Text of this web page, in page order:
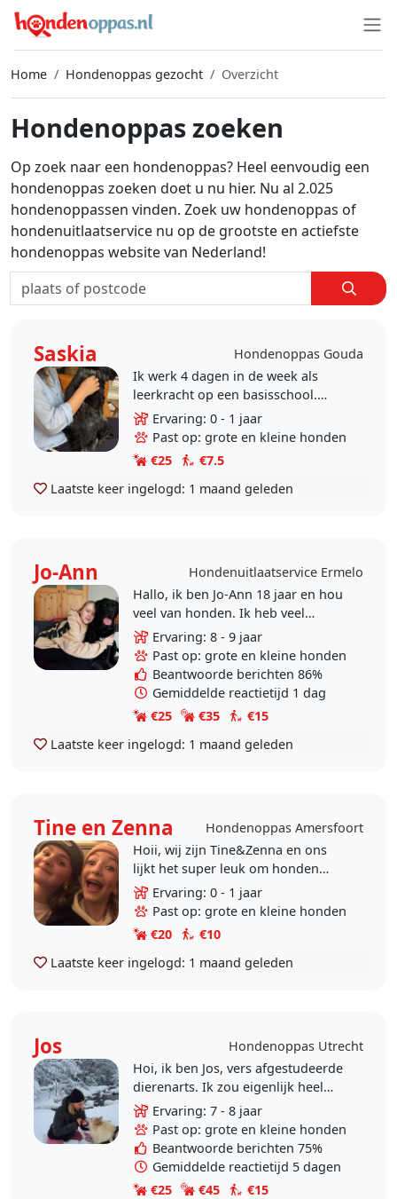
Home Hondenoppas gezocht Overzicht
Hondenoppas zoeken
Op zoek naar een hondenoppas? Heel eenvoudig een
hondenoppas zoeken doet u nu hier. Nu al 2.025
hondenoppassen vinden. Zoek uw hondenoppas of
hondenuitlaatservice nu op de grootste en actiefste
hondenoppas website van Nederland!
Saskia
Hondenoppas Gouda
Ik werk 4 dagen in de week als
leerkracht op een basisschool.
Daarom is lastig om zelf een hond
te nemen, maar ik vind het erg leuk
om af en toe op..
Ervaring: 0 - 1 jaar
Past op: grote en kleine honden
€25
€7.5
Laatste keer ingelogd: 1 maand geleden
Jo-Ann
Hondenuitlaatservice Ermelo
Hallo, ik ben Jo-Ann 18 jaar en hou
veel van honden. Ik heb veel
ervaring met honden en het
uitlaten van verschillende honden
en vind het ook heel..
Ervaring: 8 - 9 jaar
Past op: grote en kleine honden
Beantwoorde berichten 86%
Gemiddelde reactietijd 1 dag
€25
€35
€15
Laatste keer ingelogd: 1 maand geleden
Tine en Zenna
Hondenoppas Amersfoort
Hoii, wij zijn Tine&Zenna en ons
lijkt het super leuk om honden
oppas te zijn!! Wij vinden het ook
altijd leuk en gezellig om het
samen te doen..
Ervaring: 0 - 1 jaar
Past op: grote en kleine honden
€20
€10
Laatste keer ingelogd: 1 maand geleden
Jos
Hondenoppas Utrecht
Hoi, ik ben Jos, vers afgestudeerde
dierenarts. Ik zou eigenlijk heel
graag een eigen hond willen, maar
helaas kan dit momenteel niet in
mijn huis en..
Ervaring: 7 - 8 jaar
Past op: grote en kleine honden
Beantwoorde berichten 75%
Gemiddelde reactietijd 5 dagen
€25
€45
€15